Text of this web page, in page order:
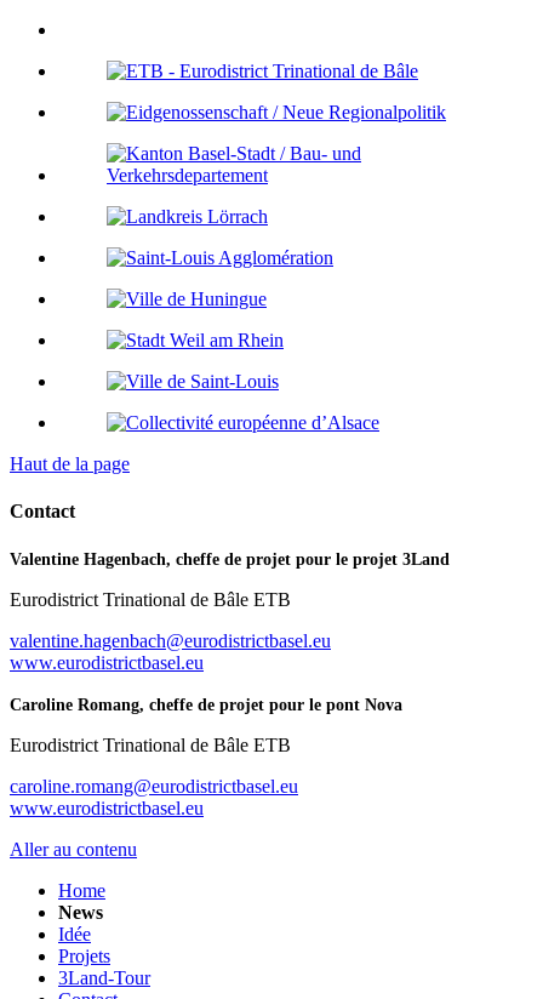
Haut de la page
Contact
Valentine Hagenbach, cheffe de projet pour le projet 3Land
Eurodistrict Trinational de Bâle ETB
valentine.hagenbach@eurodistrictbasel.eu
www.eurodistrictbasel.eu
Caroline Romang, cheffe de projet pour le pont Nova
Eurodistrict Trinational de Bâle ETB
caroline.romang@eurodistrictbasel.eu
www.eurodistrictbasel.eu
Aller au contenu
Home
News
Idée
Projets
3Land-Tour